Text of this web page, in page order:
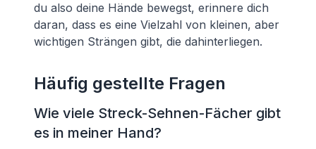
du also deine Hände bewegst, erinnere dich
daran, dass es eine Vielzahl von kleinen, aber
wichtigen Strängen gibt, die dahinterliegen.
Häufig gestellte Fragen
Wie viele Streck-Sehnen-Fächer gibt
es in meiner Hand?